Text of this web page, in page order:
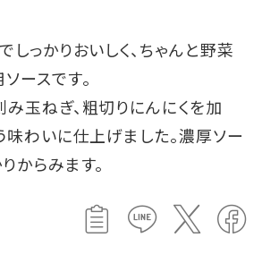
しっかりおいしく、ちゃんと野菜
ースです。
玉ねぎ、粗切りにんにくを加
味わいに仕上げました。濃厚ソー
からみます。